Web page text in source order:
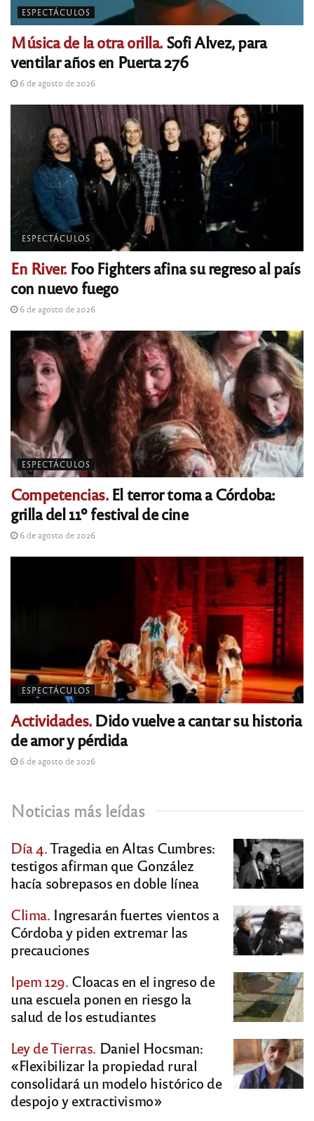
ESPECTÁCULOS
Música de la otra orilla. Sofi Alvez, para
ventilar años en Puerta 276
6 de agosto de 2026
ESPECTÁCULOS
En River. Foo Fighters afina su regreso al país
con nuevo fuego
6 de agosto de 2026
ESPECTÁCULOS
Competencias.El terror toma a Córdoba:
grilla del 11º festival de cine
6 de agosto de 2026
ESPECTÁCULOS
Actividades.Dido vuelve a cantar su historia
de amor y pérdida
6 de agosto de 2026
Noticias más leídas
Día 4.Tragedia en Altas Cumbres:
testigos afirman que González
hacía sobrepasos en doble línea
Clima. Ingresarán fuertes vientos a
Córdoba y piden extremar las
precauciones
Ipem 129. Cloacas en el ingreso de
una escuela ponen en riesgo la
salud de los estudiantes
Ley de Tierras. Daniel Hocsman:
«Flexibilizar la propiedad rural
consolidará un modelo histórico de
despojo y extractivismo»